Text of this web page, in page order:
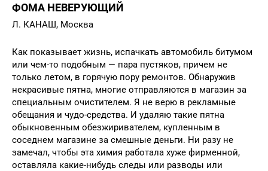
ФОМА НЕВЕРУЮЩИЙ
Л. КАНАШ, Москва
Как показывает жизнь, испачкать автомобиль битумом
или чем-то подобным — пара пустяков, причем не
только летом, в горячую пору ремонтов. Обнаружив
некрасивые пятна, многие отправляются в магазин за
специальным очистителем. Я не верю в рекламные
обещания и чудо-средства. И удаляю такие пятна
обыкновенным обезжиривателем, купленным в
соседнем магазине за смешные деньги. Ни разу не
замечал, чтобы эта химия работала хуже фирменной,
оставляла какие-нибудь следы или разводы или